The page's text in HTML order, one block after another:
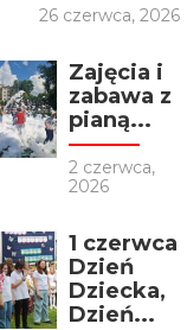
26 czerwca, 2026
Zajęcia i
zabawa z
pianą...
2 czerwca,
2026
1 czerwca
Dzień
Dziecka,
Dzień...